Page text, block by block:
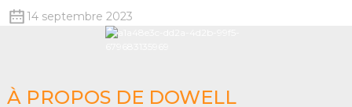
14 septembre 2023
À PROPOS DE DOWELL